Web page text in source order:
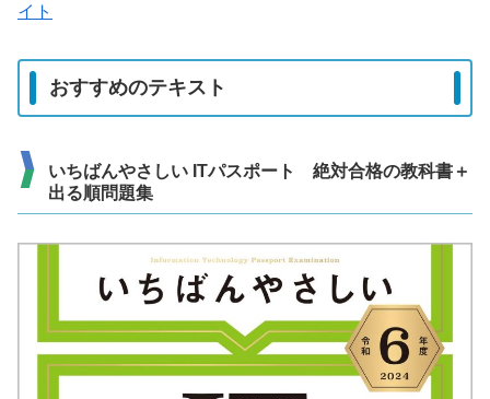
イト
おすすめのテキスト
いちばんやさしい ITパスポート 絶対合格の教科書＋
出る順問題集